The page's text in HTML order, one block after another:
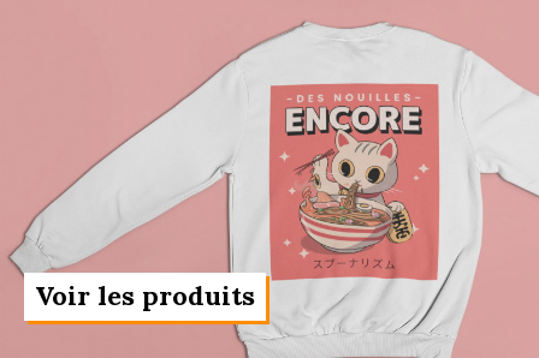
Voir les produits